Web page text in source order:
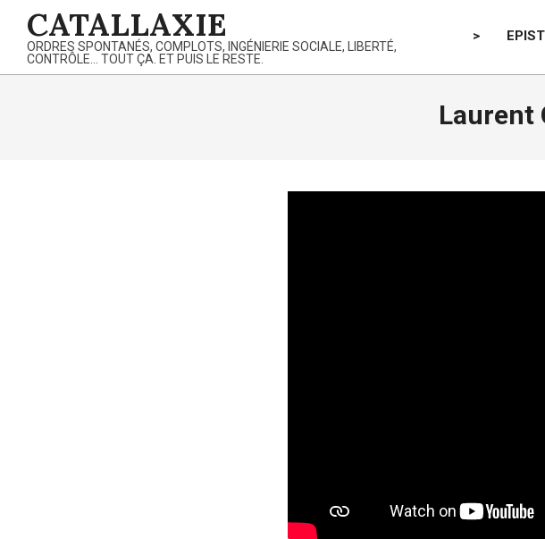
content
CATALLAXIE
ORDRES SPONTANÉS, COMPLOTS, INGÉNIERIE SOCIALE, LIBERTÉ,
CONTRÔLE… TOUT ÇA. ET PUIS LE RESTE.
>
Laurent